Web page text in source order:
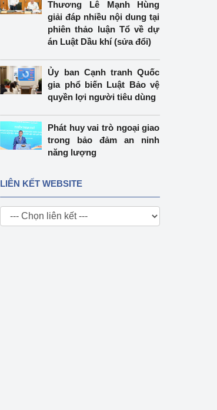
Thương Lê Mạnh Hùng
giải đáp nhiều nội dung tại
phiên thảo luận Tổ về dự
án Luật Dầu khí (sửa đổi)
Ủy ban Cạnh tranh Quốc
gia phổ biến Luật Bảo vệ
quyền lợi người tiêu dùng
Phát huy vai trò ngoại giao
trong bảo đảm an ninh
năng lượng
LIÊN KẾT WEBSITE